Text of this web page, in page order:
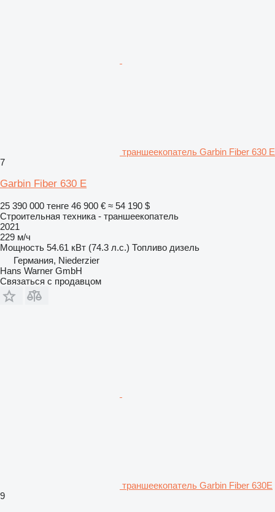
траншеекопатель Garbin Fiber 630 E
7
Garbin Fiber 630 E
25 390 000 тенге 46 900 € ≈ 54 190 $
Строительная техника - траншеекопатель
2021
229 м/ч
Мощность 54.61 кВт (74.3 л.с.) Топливо дизель
Германия, Niederzier
Hans Warner GmbH
Связаться с продавцом
траншеекопатель Garbin Fiber 630E
9